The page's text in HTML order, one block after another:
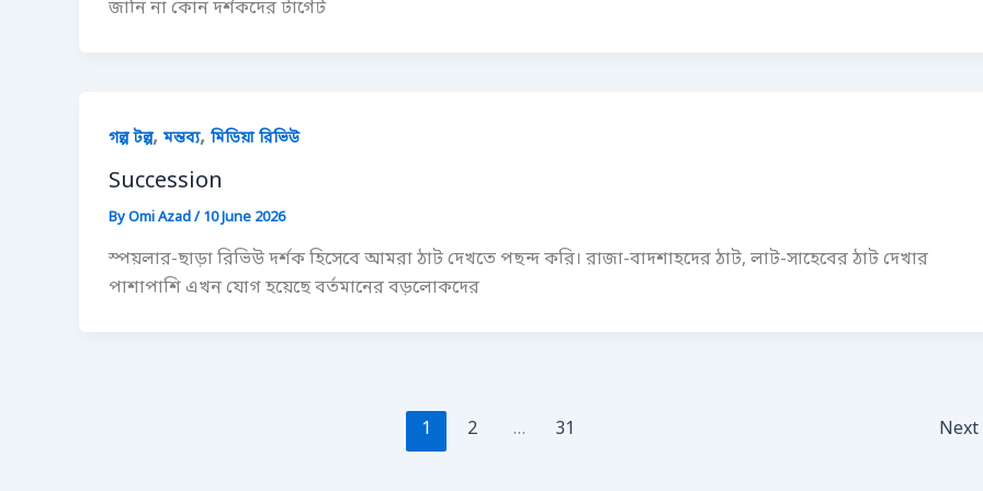
জানি না কোন দর্শকদের টার্গেট
গল্প টল্প, মন্তব্য, মিডিয়া রিভিউ
Succession
ByOmi Azad/10 June 2026
স্পয়লার-ছাড়া রিভিউ দর্শক হিসেবে আমরা ঠাট দেখতে পছন্দ করি। রাজা-বাদশাহদের ঠাট, লাট-সাহেবের ঠাট দেখার
পাশাপাশি এখন যোগ হয়েছে বর্তমানের বড়লোকদের
1 2 … 31 Next